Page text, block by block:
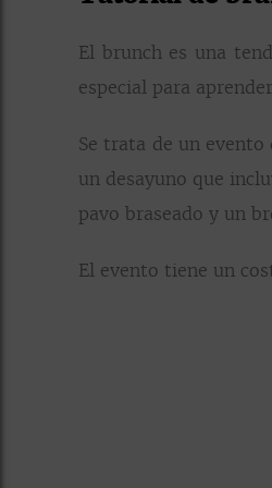
El brunch es una
especial para
Se trata de un evento
un desayuno que
pavo braseado y un
El evento tiene un